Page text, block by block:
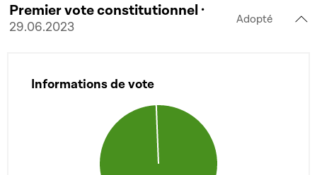
Premier vote constitutionnel ·
29.06.2023
Adopté
Informations de vote